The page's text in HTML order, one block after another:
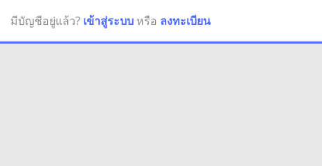
มีบัญชีอยู่แล้ว? เข้าสู่ระบบ หรือ ลงทะเบียน